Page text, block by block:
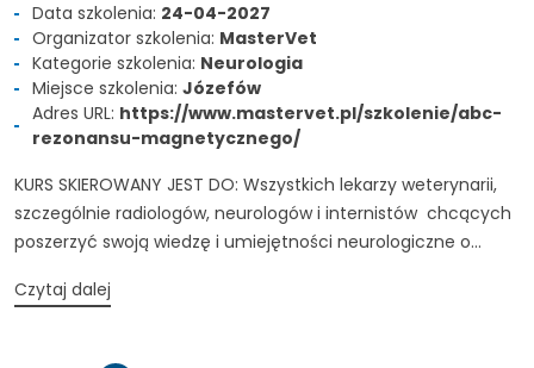
Data szkolenia: 24-04-2027
Organizator szkolenia: MasterVet
Kategorie szkolenia: Neurologia
Miejsce szkolenia: Józefów
Adres URL: https://www.mastervet.pl/szkolenie/abc-
rezonansu-magnetycznego/
KURS SKIEROWANY JEST DO: Wszystkich lekarzy weterynarii,
szczególnie radiologów, neurologów i internistów chcących
poszerzyć swoją wiedzę i umiejętności neurologiczne o...
Czytaj dalej